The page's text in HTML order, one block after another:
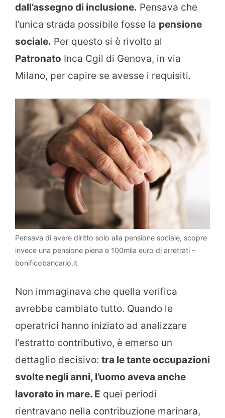
dall’assegno di inclusione. Pensava che
l’unica strada possibile fosse la pensione
sociale. Per questo si è rivolto al
Patronato Inca Cgil di Genova, in via
Milano, per capire se avesse i requisiti.
Pensava di avere diritto solo alla pensione sociale, scopre
invece una pensione piena e 100mila euro di arretrati –
bonificobancario.it
Non immaginava che quella verifica
avrebbe cambiato tutto. Quando le
operatrici hanno iniziato ad analizzare
l’estratto contributivo, è emerso un
dettaglio decisivo: tra le tante occupazioni
svolte negli anni, l’uomo aveva anche
lavorato in mare. E quei periodi
rientravano nella contribuzione marinara,